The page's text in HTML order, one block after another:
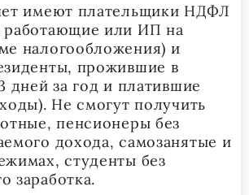
имеют плательщики НДФЛ
работающие или ИП на
налогообложения) и
прожившие в
дней за год и платившие
Не смогут получить
пенсионеры без
дохода, самозанятые и
студенты без
заработка.